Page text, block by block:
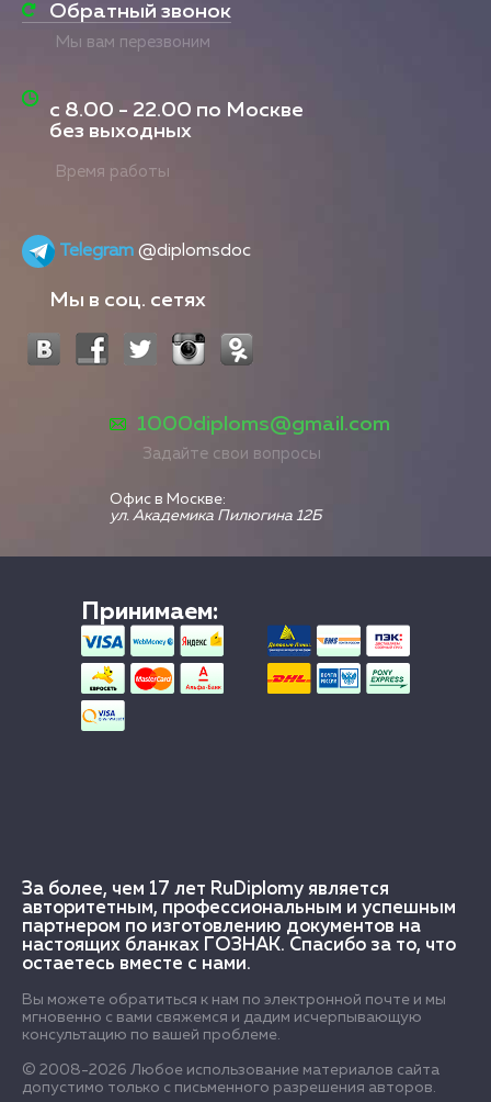
Обратный звонок
Мы вам перезвоним
с 8.00 - 22.00 по Москве
без выходных
Время работы
Telegram @diplomsdoc
Мы в соц. сетях
1000diploms@gmail.com
Задайте свои вопросы
Офис в Москве:
ул. Академика Пилюгина 12Б
Принимаем:
За более, чем 17 лет RuDiplomy является
авторитетным, профессиональным и успешным
партнером по изготовлению документов на
настоящих бланках ГОЗНАК. Спасибо за то, что
остаетесь вместе с нами.
Вы можете обратиться к нам по электронной почте и мы
мгновенно с вами свяжемся и дадим исчерпывающую
консультацию по вашей проблеме.
© 2008-2026 Любое использование материалов сайта
допустимо только с письменного разрешения авторов.